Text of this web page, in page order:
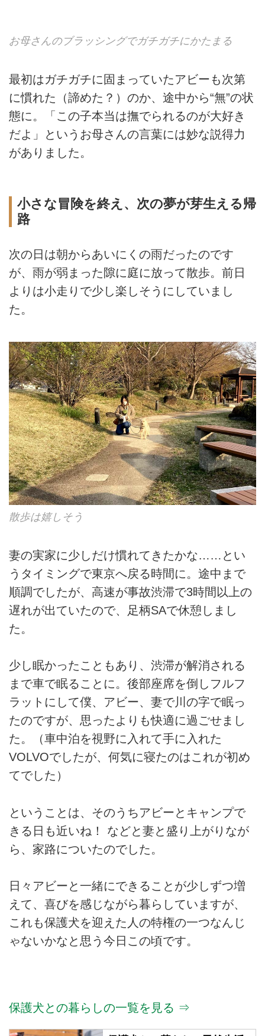
お母さんのブラッシングでガチガチにかたまる
最初はガチガチに固まっていたアビーも次第
に慣れた（諦めた？）のか、途中から“無”の状
態に。「この子本当は撫でられるのが大好き
だよ」というお母さんの言葉には妙な説得力
がありました。
小さな冒険を終え、次の夢が芽生える帰
路
次の日は朝からあいにくの雨だったのです
が、雨が弱まった隙に庭に放って散歩。前日
よりは小走りで少し楽しそうにしていまし
た。
散歩は嬉しそう
妻の実家に少しだけ慣れてきたかな……とい
うタイミングで東京へ戻る時間に。途中まで
順調でしたが、高速が事故渋滞で3時間以上の
遅れが出ていたので、足柄SAで休憩しまし
た。
少し眠かったこともあり、渋滞が解消される
まで車で眠ることに。後部座席を倒しフルフ
ラットにして僕、アビー、妻で川の字で眠っ
たのですが、思ったよりも快適に過ごせまし
た。（車中泊を視野に入れて手に入れた
VOLVOでしたが、何気に寝たのはこれが初め
てでした）
ということは、そのうちアビーとキャンプで
きる日も近いね！ などと妻と盛り上がりなが
ら、家路についたのでした。
日々アビーと一緒にできることが少しずつ増
えて、喜びを感じながら暮らしていますが、
これも保護犬を迎えた人の特権の一つなんじ
ゃないかなと思う今日この頃です。
保護犬との暮らしの一覧を見る ⇒